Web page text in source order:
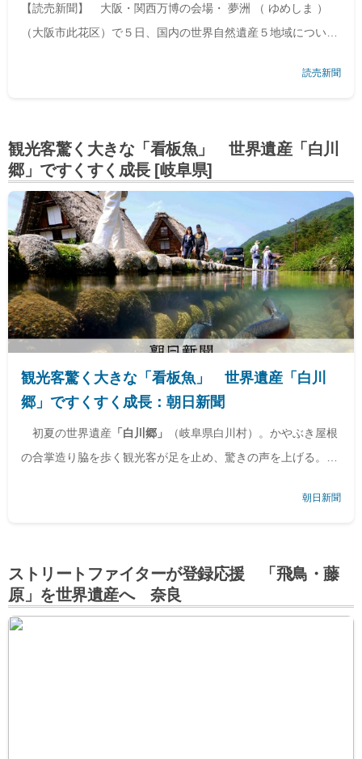
【読売新聞】 大阪・関西万博の会場・ 夢洲 （ ゆめしま ）
（大阪市此花区）で５日、国内の世界自然遺産５地域について
が開かれた。今年で世界遺産登録２０年となる北海
読売新聞
観光客驚く大きな「看板魚」 世界遺産「白川
郷」ですくすく成長 [岐阜県]
観光客驚く大きな「看板魚」 世界遺産「白川
郷」ですくすく成長：朝日新聞
初夏の世界遺産 「白川郷」
（岐阜県白川村）。かやぶき屋根
の合掌造り脇を歩く観光客が足を止め、驚きの声を上げる。
朝日新聞
ストリートファイターが登録応援 「飛鳥・藤
原」を世界遺産へ 奈良